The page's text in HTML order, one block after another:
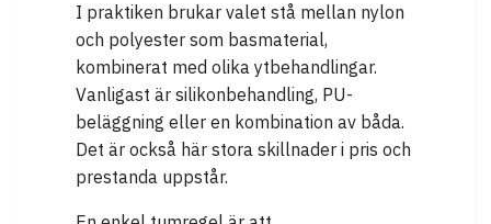
I praktiken brukar valet stå mellan nylon
och polyester som basmaterial,
kombinerat med olika ytbehandlingar.
Vanligast är silikonbehandling, PU-
beläggning eller en kombination av båda.
Det är också här stora skillnader i pris och
prestanda uppstår.